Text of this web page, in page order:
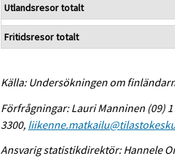
Utlandsresor totalt
Fritidsresor totalt
Källa: Undersökningen om
Förfrågningar: Lauri Manninen (09)
3300,
Ansvarig statistikdirektör: Hannele